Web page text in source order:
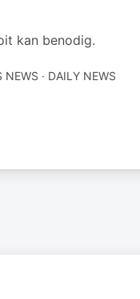
kan benodig.
NEWS · DAILY NEWS